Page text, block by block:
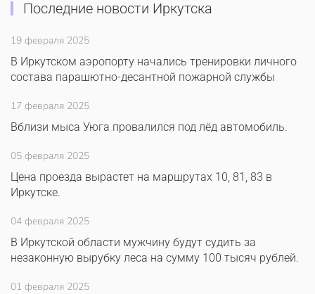
Последние новости Иркутска
19 февраля 2025
В Иркутском аэропорту начались тренировки личного
состава парашютно-десантной пожарной службы
17 февраля 2025
Вблизи мыса Уюга провалился под лёд автомобиль.
05 февраля 2025
Цена проезда вырастет на маршрутах 10, 81, 83 в
Иркутске.
04 февраля 2025
В Иркутской области мужчину будут судить за
незаконную вырубку леса на сумму 100 тысяч рублей.
01 февраля 2025